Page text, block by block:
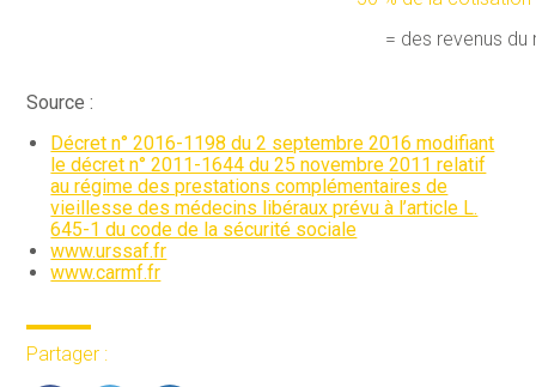
= des revenus du
Source :
Décret n° 2016-1198 du 2 septembre 2016 modifiant
le décret n° 2011-1644 du 25 novembre 2011 relatif
au régime des prestations complémentaires de
vieillesse des médecins libéraux prévu à l’article L.
645-1 du code de la sécurité sociale
www.urssaf.fr
www.carmf.fr
Partager :